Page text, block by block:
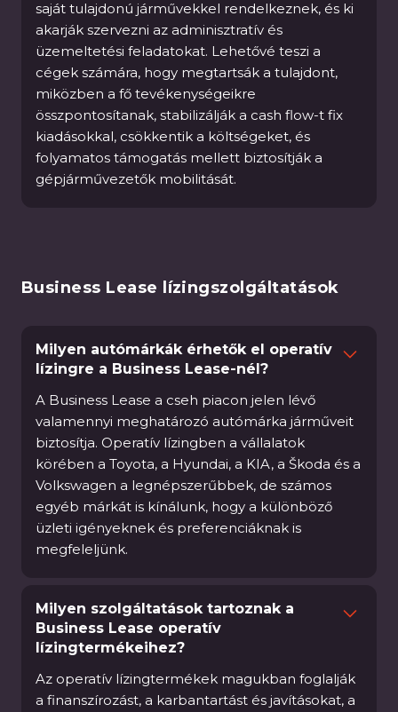
saját tulajdonú járművekkel rendelkeznek, és ki
akarják szervezni az adminisztratív és
üzemeltetési feladatokat. Lehetővé teszi a
cégek számára, hogy megtartsák a tulajdont,
miközben a fő tevékenységeikre
összpontosítanak, stabilizálják a cash flow-t fix
kiadásokkal, csökkentik a költségeket, és
folyamatos támogatás mellett biztosítják a
gépjárművezetők mobilitását.
Business Lease lízingszolgáltatások
Milyen autómárkák érhetők el operatív
lízingre a Business Lease-nél?
A Business Lease a cseh piacon jelen lévő
valamennyi meghatározó autómárka járműveit
biztosítja. Operatív lízingben a vállalatok
körében a Toyota, a Hyundai, a KIA, a Škoda és a
Volkswagen a legnépszerűbbek, de számos
egyéb márkát is kínálunk, hogy a különböző
üzleti igényeknek és preferenciáknak is
megfeleljünk.
Milyen szolgáltatások tartoznak a
Business Lease operatív
lízingtermékeihez?
Az operatív lízingtermékek magukban foglalják
a finanszírozást, a karbantartást és javításokat, a